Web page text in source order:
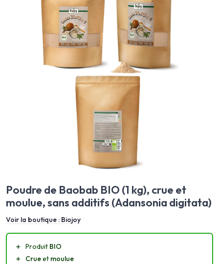
Poudre de Baobab BIO (1 kg), crue et
moulue, sans additifs (Adansonia digitata)
Voir la boutique : Biojoy
＋ Produit BIO
＋
Crueet moulue